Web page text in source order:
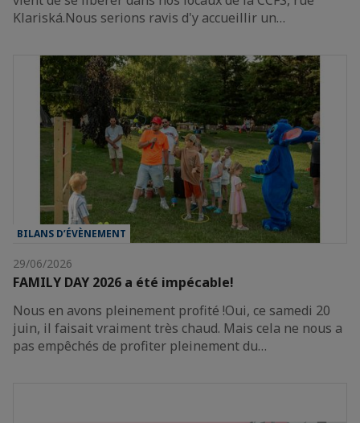
Klariská.Nous serions ravis d'y accueillir un…
BILANS D’ÉVÈNEMENT
29/06/2026
FAMILY DAY 2026 a été impécable!
Nous en avons pleinement profité !Oui, ce samedi 20
juin, il faisait vraiment très chaud. Mais cela ne nous a
pas empêchés de profiter pleinement du…